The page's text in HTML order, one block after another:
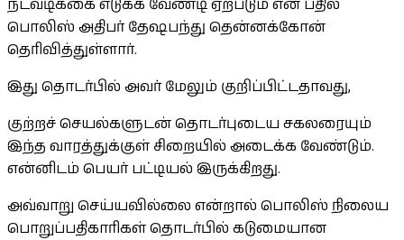
நடவடிக்கை எடுக்க வேண்டி ஏற்படும் என பதில்
பொலிஸ் அதிபர் தேஷபந்து தென்னக்கோன்
தெரிவித்துள்ளார்.
இது தொடர்பில் அவர் மேலும் குறிப்பிட்டதாவது,
குற்றச் செயல்களுடன் தொடர்புடைய சகலரையும்
இந்த வாரத்துக்குள் சிறையில் அடைக்க வேண்டும்.
என்னிடம் பெயர் பட்டியல் இருக்கிறது.
அவ்வாறு செய்யவில்லை என்றால் பொலிஸ் நிலைய
பொறுப்பதிகாரிகள் தொடர்பில் கடுமையான